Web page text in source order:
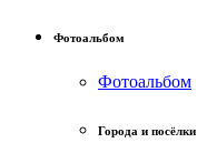
Фотоальбом
Фотоальбом
Города и посёлки